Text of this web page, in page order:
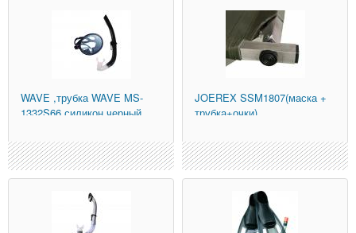
WAVE ,трубка WAVE MS-
1332S66 силикон,черный
JOEREX SSM1807(маска +
трубка+очки)